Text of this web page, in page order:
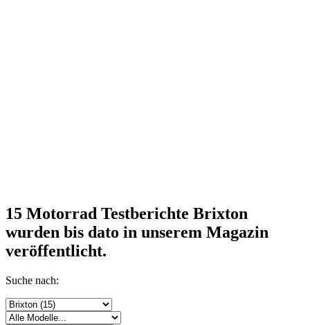
15 Motorrad Testberichte Brixton
wurden bis dato in unserem Magazin
veröffentlicht.
Suche nach: